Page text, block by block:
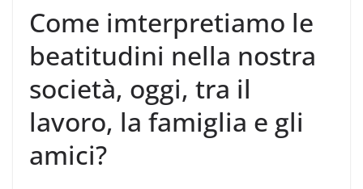
Come imterpretiamo le
beatitudini nella nostra
società, oggi, tra il
lavoro, la famiglia e gli
amici?